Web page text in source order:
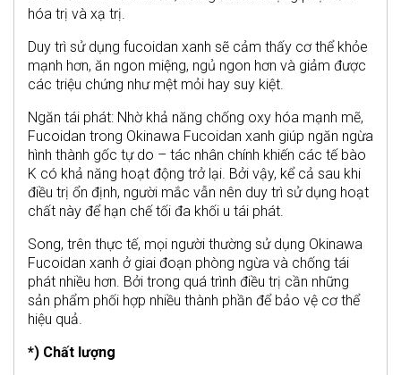
hóa trị và xạ trị.
Duy trì sử dụng fucoidan xanh sẽ cảm thấy cơ thể khỏe
mạnh hơn, ăn ngon miệng, ngủ ngon hơn và giảm được
các triệu chứng như mệt mỏi hay suy kiệt.
Ngăn tái phát: Nhờ khả năng chống oxy hóa mạnh mẽ,
Fucoidan trong Okinawa Fucoidan xanh giúp ngăn ngừa
hình thành gốc tự do – tác nhân chính khiến các tế bào
K có khả năng hoạt động trở lại. Bởi vậy, kể cả sau khi
điều trị ổn định, người mắc vẫn nên duy trì sử dụng hoạt
chất này để hạn chế tối đa khối u tái phát.
Song, trên thực tế, mọi người thường sử dụng Okinawa
Fucoidan xanh ở giai đoạn phòng ngừa và chống tái
phát nhiều hơn. Bởi trong quá trình điều trị cần những
sản phẩm phối hợp nhiều thành phần để bảo vệ cơ thể
hiệu quả.
*) Chất lượng